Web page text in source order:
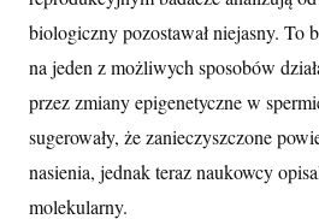
biologiczny pozostawał niejasny. To
na jeden z możliwych sposobów
przez zmiany epigenetyczne w
sugerowały, że zanieczyszczone
nasienia, jednak teraz naukowcy
molekularny.